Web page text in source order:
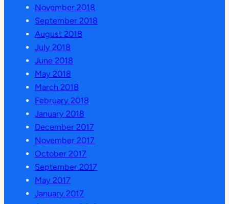
November 2018
September 2018
August 2018
July 2018
June 2018
May 2018
March 2018
February 2018
January 2018
December 2017
November 2017
October 2017
September 2017
May 2017
January 2017